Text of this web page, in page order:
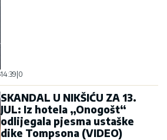
14:39 0
SKANDAL U NIKŠIĆU ZA 13.
JUL: Iz hotela „Onogošt“
odlijegala pjesma ustaške
dike Tompsona (VIDEO)